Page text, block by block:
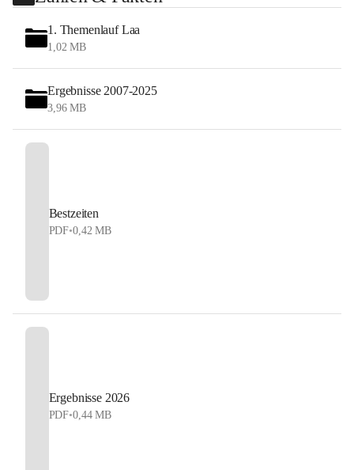
1. Themenlauf Laa
1,02 MB
Ergebnisse 2007-2025
3,96 MB
Bestzeiten
PDF•0,42 MB
Ergebnisse 2026
PDF•0,44 MB